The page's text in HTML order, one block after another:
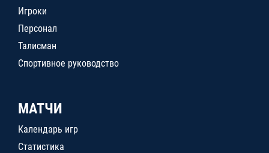
Игроки
Персонал
Талисман
Спортивное руководство
МАТЧИ
Календарь игр
Статистика